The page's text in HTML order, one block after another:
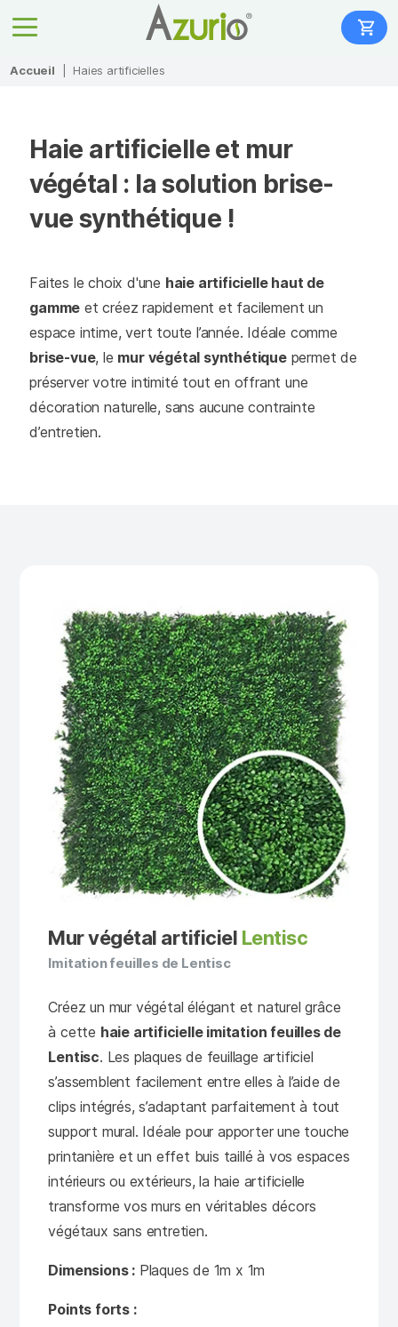
Accueil Haies artificielles
Haie artificielle et mur
végétal : la solution brise-
vue synthétique !
Faites le choix d'une haie artificielle haut de
gamme et créez rapidement et facilement un
espace intime, vert toute l’année. Idéale comme
brise-vue, le mur végétal synthétiquepermet de
préserver votre intimité tout en offrant une
décoration naturelle, sans aucune contrainte
d’entretien.
Mur végétal artificiel Lentisc
Imitation feuilles de Lentisc
Créez un mur végétal élégant et naturel grâce
à cette haie artificielle imitation feuilles de
Lentisc. Les plaques de feuillage artificiel
s’assemblent facilement entre elles à l’aide de
clips intégrés, s’adaptant parfaitement à tout
support mural. Idéale pour apporter une touche
printanière et un effet buis taillé à vos espaces
intérieurs ou extérieurs, la haie artificielle
transforme vos murs en véritables décors
végétaux sans entretien.
Dimensions : Plaques de 1m x 1m
Points forts :